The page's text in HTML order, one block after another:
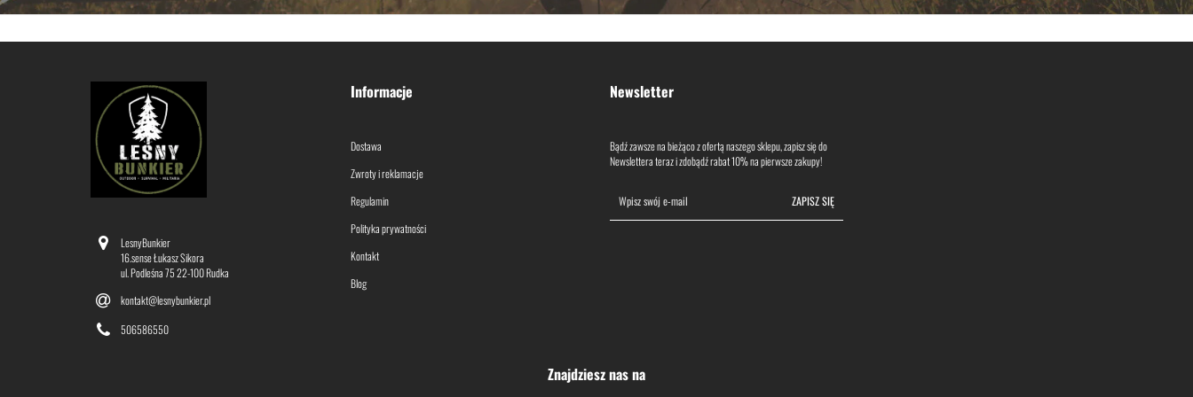
LesnyBunkier
16.sense Łukasz Sikora
ul. Podleśna 75 22-100 Rudka
kontakt@lesnybunkier.pl
506586550
Informacje
Dostawa
Zwroty i reklamacje
Regulamin
Polityka prywatności
Kontakt
Blog
Newsletter
Bądź zawsze na bieżąco z ofertą naszego sklepu, zapisz się do
Newslettera teraz i zdobądź rabat 10% na pierwsze zakupy!
Znajdziesz nas na